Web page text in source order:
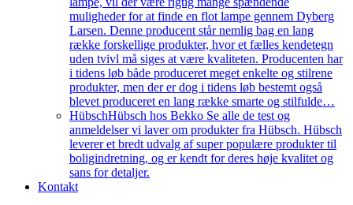
muligheder for at finde en flot lampe gennem Dyberg
Larsen. Denne producent står nemlig bag en lang
række forskellige produkter, hvor et fælles kendetegn
uden tvivl må siges at være kvaliteten. Producenten har
i tidens løb både produceret meget enkelte og stilrene
produkter, men der er dog i tidens løb bestemt også
blevet produceret en lang række smarte og stilfulde…
HübschHübsch hos Bekko Se alle de test og
anmeldelser vi laver om produkter fra Hübsch. Hübsch
leverer et bredt udvalg af super populære produkter til
boligindretning, og er kendt for deres høje kvalitet og
sans for detaljer.
Kontakt